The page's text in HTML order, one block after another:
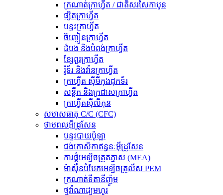
ក្រណាត់ក្រាហ្វីត / ជាតិសរសៃកាបូន
ផ្សិតក្រាហ្វីត
បន្ទះក្រាហ្វីត
ចិញ្ចៀនក្រាហ្វីត
ដំបង និងបំពង់ក្រាហ្វីត
ខ្សែពួរក្រាហ្វីត
រ៉ូទ័រ និងវ៉ានក្រាហ្វីត
ក្រាហ្វីត ស៊ីមីកុងដុកទ័រ
សន្លឹក និងក្រដាសក្រាហ្វីត
ក្រាហ្វីតស៊ីលីកុន
សមាសធាតុ C/C (CFC)
ថាមពលអ៊ីដ្រូសែន
បន្ទះបាយប៉ូឡា
ជង់កោសិកាឥន្ធនៈអ៊ីដ្រូសែន
ការផ្គុំអេឡិចត្រូតភ្នាស (MEA)
ម៉ាស៊ីនបំបែកអេឡិចត្រូលីស PEM
ក្រណាត់ទីតានីញ៉ូម
ថ្ម​វ៉ាណាដ្យូម​ហូរ